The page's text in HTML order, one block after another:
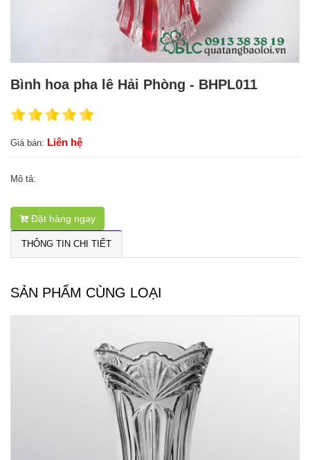
Bình hoa pha lê Hải Phòng - BHPL011
Giá bán: Liên hệ
Mô tả:
Đặt hàng ngay
THÔNG TIN CHI TIẾT
SẢN PHẨM CÙNG LOẠI